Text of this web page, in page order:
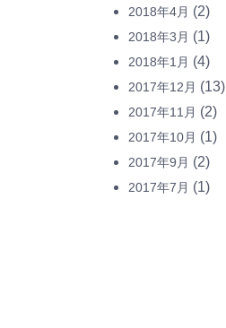
2018年4月 (2)
2018年3月 (1)
2018年1月 (4)
2017年12月 (13)
2017年11月 (2)
2017年10月 (1)
2017年9月 (2)
2017年7月 (1)